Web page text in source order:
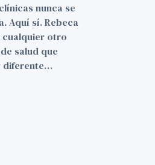
nunca se
Aquí sí. Rebeca
cualquier otro
salud que
diferente…